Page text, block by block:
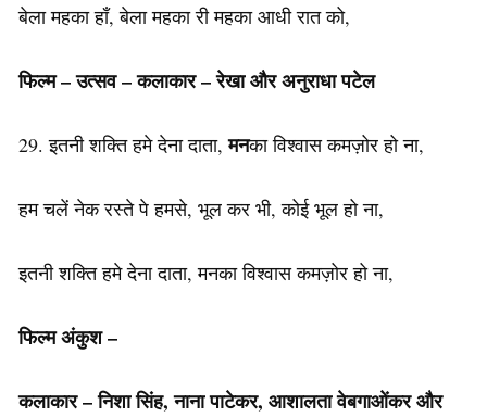
बेला महका हाँ, बेला महका री महका आधी रात को,
फिल्म – उत्सव –कलाकार– रेखा और अनुराधा पटेल
29. इतनी शक्ति हमे देना दाता,मनका विश्वास कमज़ोर हो ना,
हम चलें नेक रस्ते पे हमसे, भूल कर भी, कोई भूल हो ना,
इतनी शक्ति हमे देना दाता, मनका विश्वास कमज़ोर हो ना,
फिल्म अंकुश –
कलाकार – निशा सिंह, नाना पाटेकर, आशालता वेबगाओंकर और